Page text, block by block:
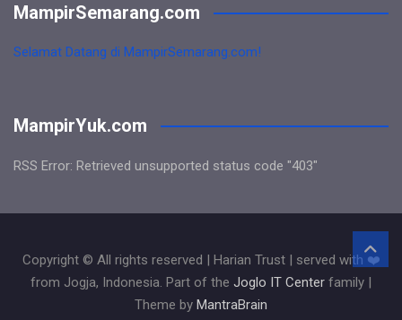
MampirSemarang.com
Selamat Datang di MampirSemarang.com!
MampirYuk.com
RSS Error: Retrieved unsupported status code "403"
Copyright © All rights reserved | Harian Trust | served with ❤️
from Jogja, Indonesia. Part of the Joglo IT Center family |
Theme by MantraBrain